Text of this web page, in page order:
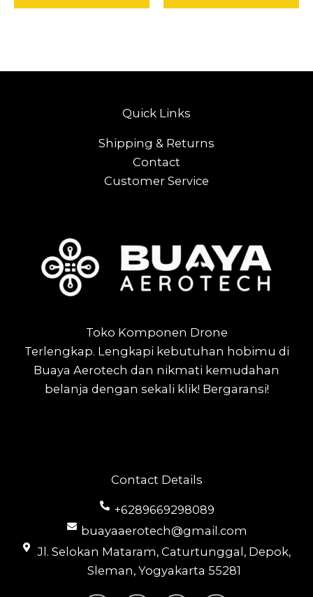
Contact Details
+6289669298089
buayaaerotech@gmail.com
Jl. Selokan Mataram, Caturtunggal, Depok,
Sleman, Yogyakarta 55281
Toko Komponen Drone
Terlengkap. Lengkapi kebutuhan hobimu di
Buaya Aerotech dan nikmati kemudahan
belanja dengan sekali klik! Bergaransi!
Quick Links
Shipping & Returns
Contact
Customer Service